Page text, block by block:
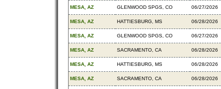
MESA, AZ GLENWOOD SPGS, CO 06/27/2026
MESA, AZ HATTIESBURG, MS 06/28/2026
MESA, AZ GLENWOOD SPGS, CO 06/27/2026
MESA, AZ SACRAMENTO, CA 06/28/2026
MESA, AZ HATTIESBURG, MS 06/28/2026
MESA, AZ SACRAMENTO, CA 06/28/2026